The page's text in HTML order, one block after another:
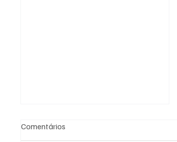
Comentários